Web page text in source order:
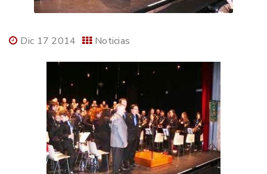
Dic 17 2014 Noticias